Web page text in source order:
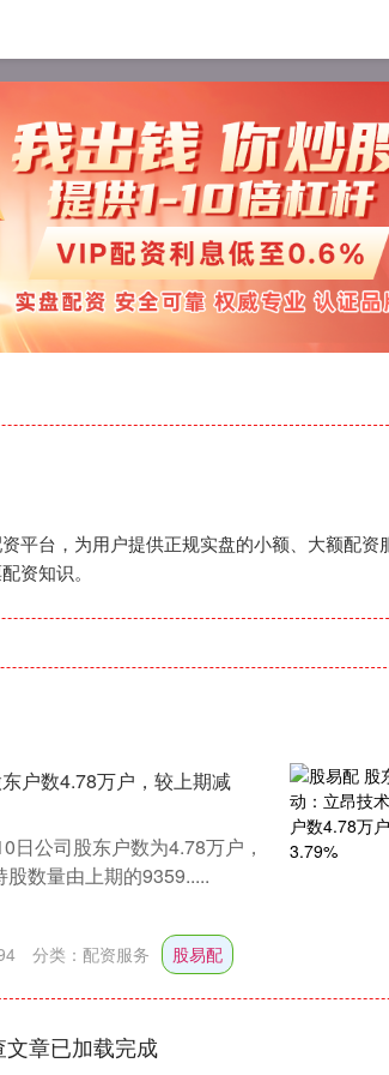
平台，为用户提供正规实盘的小额、大额配
资知识。
户数4.78万户，较上期减
公司股东户数为4.78万户，
数量由上期的9359.....
分类： 配资服务 股易配
文章已加载完成